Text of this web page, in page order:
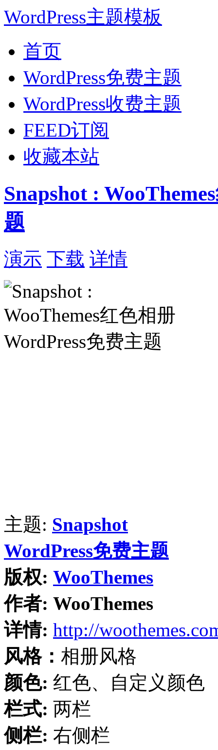
WordPress主题模板
首页
WordPress免费主题
WordPress收费主题
FEED订阅
收藏本站
Snapshot :
题
演示 下载 详情
主题: Snapshot
WordPress免费主题
版权: WooThemes
作者: WooThemes
详情: http://
风格： 相册风格
颜色: 红色、自定义颜色
栏式: 两栏
侧栏: 右侧栏